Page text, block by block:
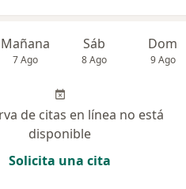
Mañana
7 Ago
Sáb
8 Ago
Dom
9 Ago
de citas en línea no está
disponible
Solicita una cita